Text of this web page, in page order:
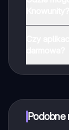
które
oferujemy
Podobne